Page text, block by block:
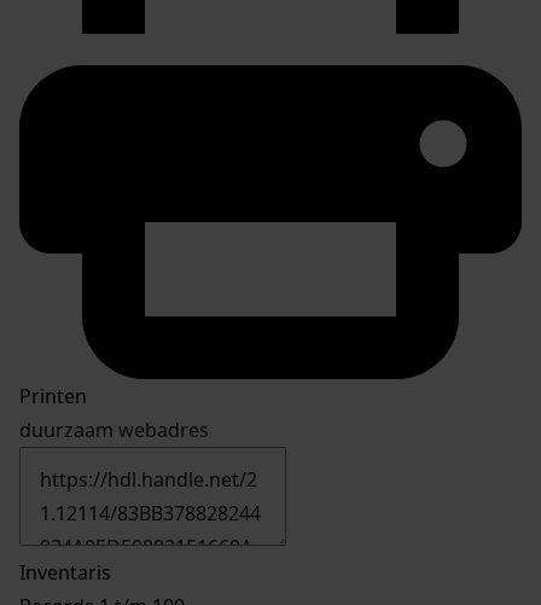
Printen
duurzaam webadres
Inventaris